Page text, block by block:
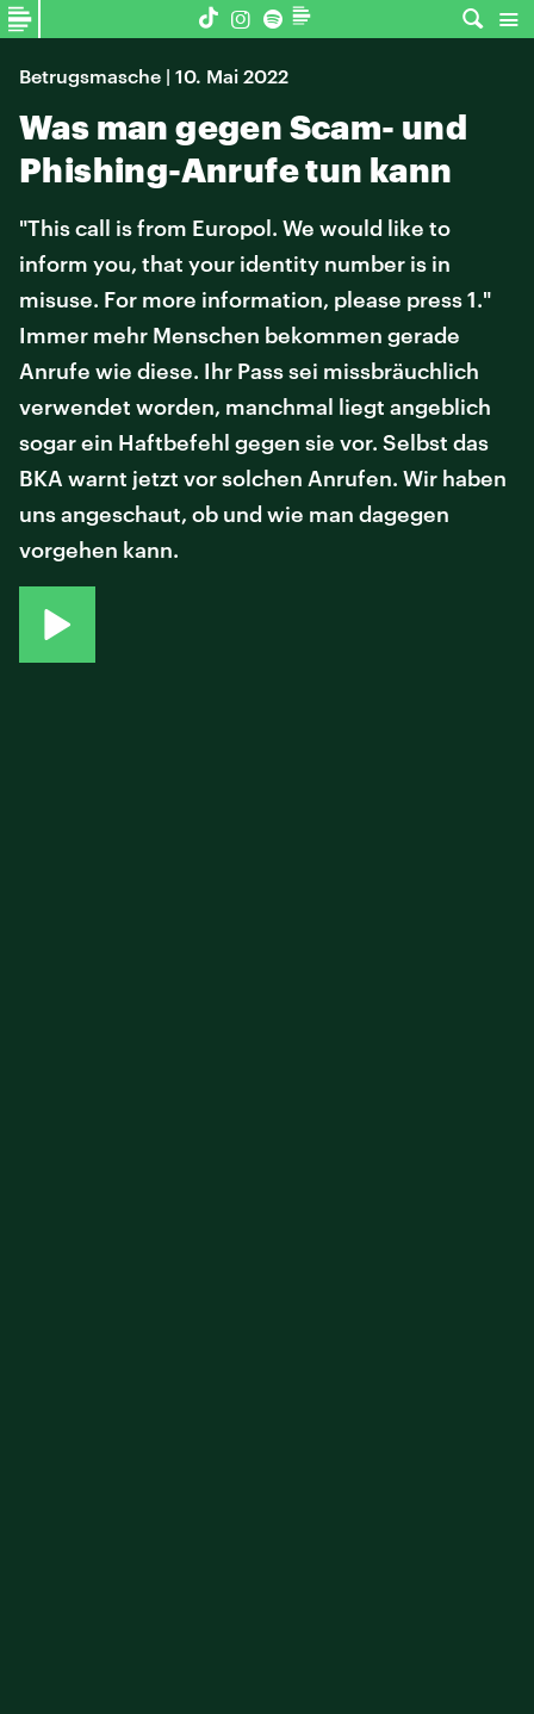
Betrugsmasche | 10. Mai 2022
Was man gegen Scam- und
Phishing-Anrufe tun kann
"This call is from Europol. We would like to
inform you, that your identity number is in
misuse. For more information, please press 1."
Immer mehr Menschen bekommen gerade
Anrufe wie diese. Ihr Pass sei missbräuchlich
verwendet worden, manchmal liegt angeblich
sogar ein Haftbefehl gegen sie vor. Selbst das
BKA warnt jetzt vor solchen Anrufen. Wir haben
uns angeschaut, ob und wie man dagegen
vorgehen kann.